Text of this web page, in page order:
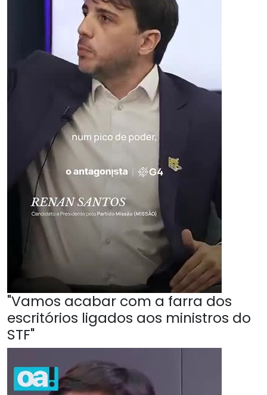
"Vamos acabar com a farra dos
escritórios ligados aos ministros do
STF"